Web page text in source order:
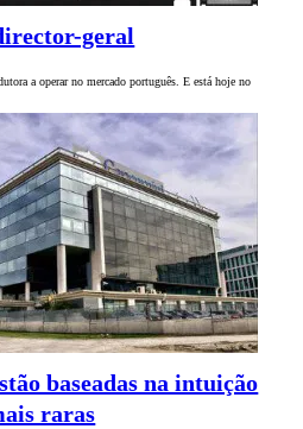
geral
a operar no mercado português. E está hoje no
baseadas na intuição
raras